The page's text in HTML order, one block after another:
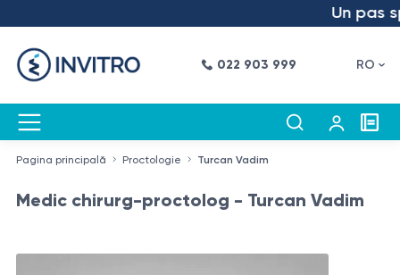
Un pas
022 903 999 RO
Pagina principală Proctologie Turcan Vadim
Medic chirurg-proctolog - Turcan Vadim